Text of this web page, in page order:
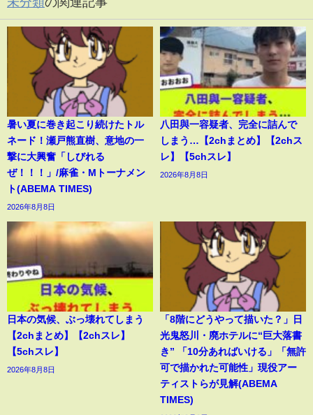
暑い夏に巻き起こり続けたトル
ネード！瀬戸熊直樹、意地の一
撃に大興奮「しびれる
ぜ！！！」/麻雀・Mトーナメン
ト(ABEMA TIMES)
2026年8月8日
八田與一容疑者、完全に詰んで
しまう…【2chまとめ】【2chス
レ】【5chスレ】
2026年8月8日
日本の気候、ぶっ壊れてしまう
【2chまとめ】【2chスレ】
【5chスレ】
2026年8月8日
「8階にどうやって描いた？」日
光鬼怒川・廃ホテルに“巨大落書
き” 「10分あればいける」「無許
可で描かれた可能性」現役アー
ティストらが見解(ABEMA
TIMES)